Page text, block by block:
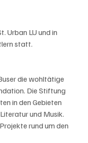
Urban LU und in
statt.
die wohltätige
Die Stiftung
in den Gebieten
und Musik.
rund um den